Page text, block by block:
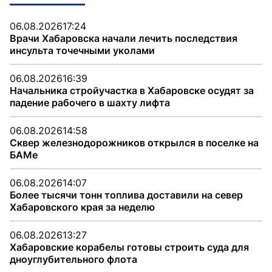
06.08.202617:24
Врачи Хабаровска начали лечить последствия
инсульта точечными уколами
06.08.202616:39
Начальника стройучастка в Хабаровске осудят за
падение рабочего в шахту лифта
06.08.202614:58
Сквер железнодорожников открылся в поселке на
БАМе
06.08.202614:07
Более тысячи тонн топлива доставили на север
Хабаровского края за неделю
06.08.202613:27
Хабаровские корабелы готовы строить суда для
дноуглубительного флота